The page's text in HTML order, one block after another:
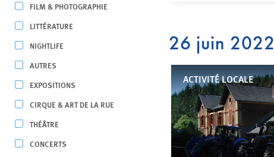
FILM & PHOTOGRAPHIE
LITTÉRATURE
NIGHTLIFE
AUTRES
EXPOSITIONS
CIRQUE & ART DE LA RUE
THÉÂTRE
CONCERTS
26 juin 2022
ACTIVITÉ LOCALE